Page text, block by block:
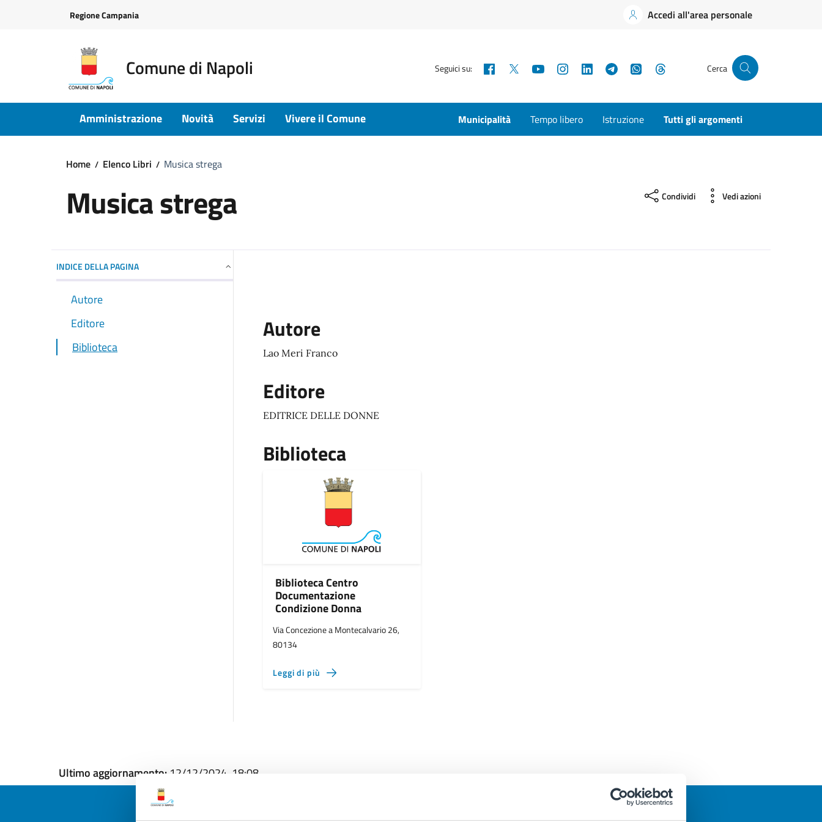
Regione Campania Accedi all'area personale
Comune di Napoli Seguici su: Facebook YouTubeInstagramLinkedInTelegramWhatsApp Cerca
Amministrazione Novità Servizi Vivere il Comune Municipalità Tempo libero Istruzione Tutti gli argomenti
Home Elenco Libri Musica strega
Musica strega Condividi Vedi azioni
INDICE DELLA PAGINA
Autore
Editore
Biblioteca
Autore
Lao Meri Franco
Editore
EDITRICE DELLE DONNE
Biblioteca
Biblioteca Centro
Documentazione
Condizione Donna
Via Concezione a Montecalvario 26,
80134
Leggi di più
Ultimo aggiornamento: 12/12/2024, 18:08